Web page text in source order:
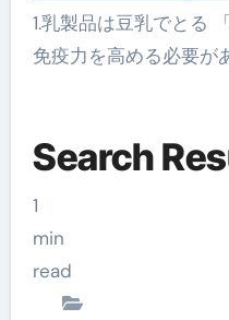
1.乳製品は豆乳でとる 「がんを予防するためには、
免疫力を高める必要が
Search
1
min
read